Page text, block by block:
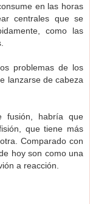
en las horas
centrales que se
como las
problemas de los
lanzarse de cabeza
fusión, habría que
que tiene más
Comparado con
hoy son como una
a reacción.